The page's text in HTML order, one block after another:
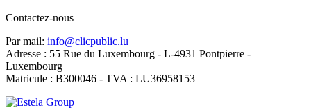
Contactez-nous
Par mail: info@clicpublic.lu
Adresse : 55 Rue du Luxembourg - L-4931 Pontpierre -
Luxembourg
Matricule : B300046 - TVA : LU36958153